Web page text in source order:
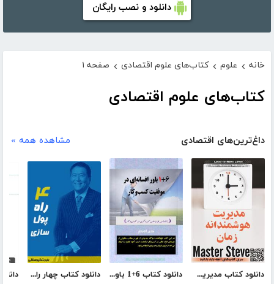
دانلود و نصب رایگان
خانه › علوم › کتاب‌های علوم اقتصادی › صفحه ۱
کتاب‌های علوم اقتصادی
داغ‌ترین‌های اقتصادی مشاهده همه »
دانلود کتاب مدیریت هوشمندانه زمان دانلود کتاب 6+1 باور افسانه‌ای در موفقیت کسب‌وکار دانلود کتاب چهار راه پول سازی